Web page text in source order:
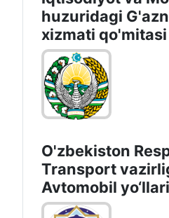
huzuridagi
xizmati qo'mitasi
O'zbekiston
Transport
Avtomobil